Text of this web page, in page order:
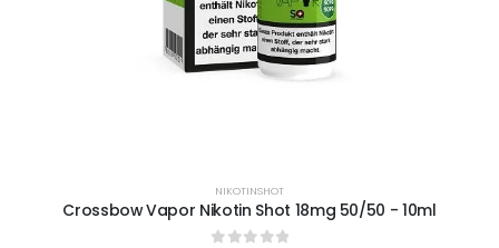
NIKOTINSHOT
Crossbow Vapor Nikotin Shot 18mg 50/50 - 10ml